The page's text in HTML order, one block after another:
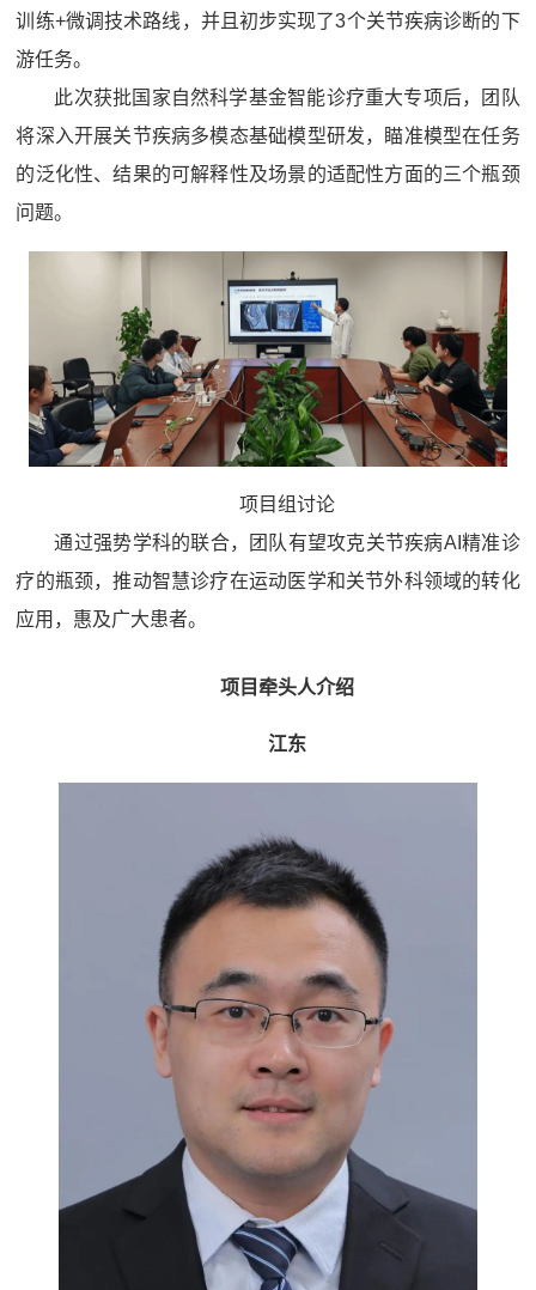
训练+微调技术路线，并且初步实现了3个关节疾病诊断的下
游任务。
此次获批国家自然科学基金智能诊疗重大专项后，团队
将深入开展关节疾病多模态基础模型研发，瞄准模型在任务
的泛化性、结果的可解释性及场景的适配性方面的三个瓶颈
问题。
项目组讨论
通过强势学科的联合，团队有望攻克关节疾病AI精准诊
疗的瓶颈，推动智慧诊疗在运动医学和关节外科领域的转化
应用，惠及广大患者。
项目牵头人介绍
江东